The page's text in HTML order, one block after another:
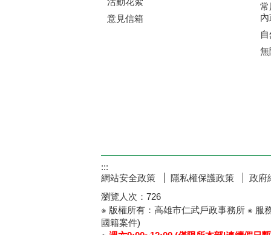
活動花絮
意見信箱
:::
網站安全政策
隱私權保護政策
政府
瀏覽人次： 726
※ 版權所有：高雄市仁武戶政事務所 ※ 服
國籍案件)